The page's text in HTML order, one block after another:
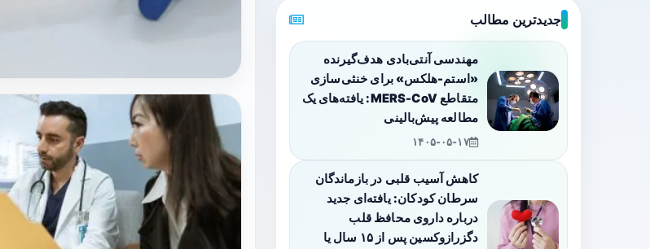
جدیدترین مطالب
مهندسی آنتی‌بادی هدف‌گیرنده
«استم-هلکس» برای خنثی‌سازی
متقاطع MERS-CoV: یافته‌های یک
مطالعه پیش‌بالینی
۱۴۰۵-۰۵-۱۷
کاهش آسیب قلبی در بازماندگان
سرطان کودکان: یافته‌ای جدید
درباره داروی محافظ قلب
دگزرازوکسین پس از ۱۵ سال یا